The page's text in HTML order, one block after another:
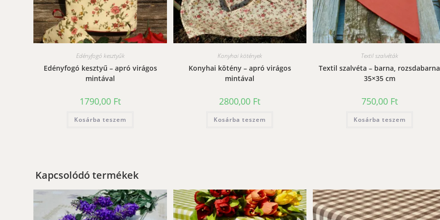
Edényfogó kesztyűk
Edényfogó kesztyű – apró virágos
mintával
1790,00 Ft
Kosárba teszem
Konyhai kötények
Konyhai kötény – apró virágos
mintával
2800,00 Ft
Kosárba teszem
Textil szalvéták
Textil szalvéta – barna, rozsdabarna
35×35 cm
750,00 Ft
Kosárba teszem
Kapcsolódó termékek